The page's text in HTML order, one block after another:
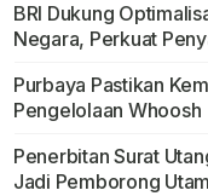
BRI Dukung
Negara, Perkuat
Purbaya Pastikan
Pengelolaan Whoosh
Penerbitan Surat
Jadi Pemborong